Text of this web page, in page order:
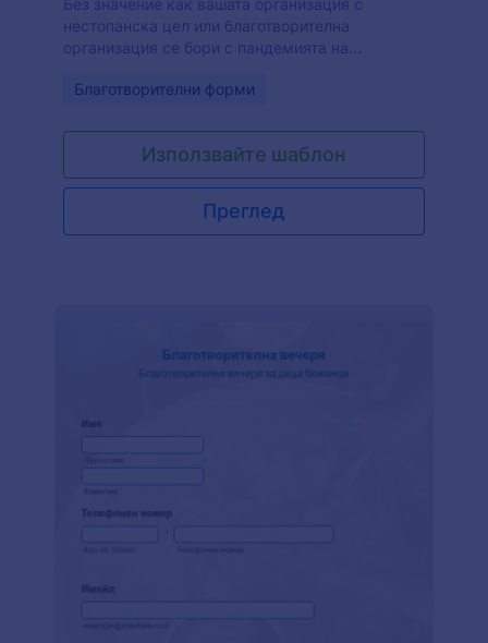
Без значение как вашата организация с
нестопанска цел или благотворителна
организация се бори с пандемията на
формa за кандидатстване за доброволец за
доброволци онлайн. Просто персонализирайте
дизайна на формата, за да съответства на
вашата организация, вградете формата във
вашия уебсайт или я споделете, като линк чрез
имейл или социални медии и наблюдавайте как
трябва да добавите допълнителни въпроси, да
качите логото на вашата организация или да
щрих, направете го с няколко щраквания с
нашия конструктор за плъзгане и пускане на
Таблици, Google Диск и други. И тъй като се
предлага безплатни неограничени HIPAA-
Go to Category:
Благотворителни форми
Използвайте шаблон
Преглед